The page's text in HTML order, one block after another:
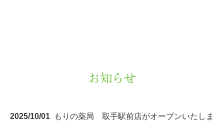
お知らせ
2025/10/01 もりの薬局 取手駅前店がオープンいたしま